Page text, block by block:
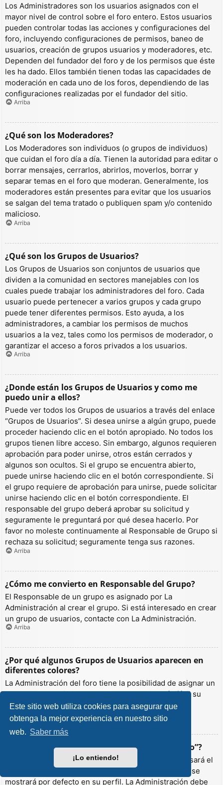
Este sitio web utiliza cookies para asegurar que
obtenga la mejor experiencia en nuestro sitio
web. Saber más
¡Lo entiendo!
Los Administradores son los usuarios asignados con el
mayor nivel de control sobre el foro entero. Estos usuarios
pueden controlar todas las acciones y configuraciones del
foro, incluyendo configuraciones de permisos, baneo de
usuarios, creación de grupos usuarios y moderadores, etc.
Dependen del fundador del foro y de los permisos que éste
les ha dado. Ellos también tienen todas las capacidades de
moderación en cada uno de los foros, dependiendo de las
configuraciones realizadas por el fundador del sitio.
Arriba
¿Qué son los Moderadores?
Los Moderadores son individuos (o grupos de individuos)
que cuidan el foro día a día. Tienen la autoridad para editar o
borrar mensajes, cerrarlos, abrirlos, moverlos, borrar y
separar temas en el foro que moderan. Generalmente, los
moderadores están presentes para evitar que los usuarios
se salgan del tema tratado o publiquen spam y/o contenido
malicioso.
Arriba
¿Qué son los Grupos de Usuarios?
Los Grupos de Usuarios son conjuntos de usuarios que
dividen a la comunidad en sectores manejables con los
cuales puede trabajar los administradores del foro. Cada
usuario puede pertenecer a varios grupos y cada grupo
puede tener diferentes permisos. Esto ayuda, a los
administradores, a cambiar los permisos de muchos
usuarios a la vez, tales como los permisos de moderador, o
garantizar el acceso a foros privados a los usuarios.
Arriba
¿Donde están los Grupos de Usuarios y como me
puedo unir a ellos?
Puede ver todos los Grupos de usuarios a través del enlace
“Grupos de Usuarios”. Si desea unirse a algún grupo, puede
proceder haciendo clic en el botón apropiado. No todos los
grupos tienen libre acceso. Sin embargo, algunos requieren
aprobación para poder unirse, otros están cerrados y
algunos son ocultos. Si el grupo se encuentra abierto,
puede unirse haciendo clic en el botón correspondiente. Si
el grupo requiere de aprobación para unirse, puede solicitar
unirse haciendo clic en el botón correspondiente. El
responsable del grupo deberá aprobar su solicitud y
seguramente le preguntará por qué desea hacerlo. Por
favor no moleste continuamente al Responsable de Grupo si
rechaza su solicitud; seguramente tenga sus razones.
Arriba
¿Cómo me convierto en Responsable del Grupo?
El Responsable de un grupo es asignado por La
Administración al crear el grupo. Si está interesado en crear
un grupo de usuarios, contacte con La Administración.
Arriba
¿Por qué algunos Grupos de Usuarios aparecen en
diferentes colores?
La Administración del foro tiene la posibilidad de asignar un
color a los usuarios de un grupo para hacer más fácil su
identificación.
Arriba
¿Qué es un “Grupo de Usuarios predeterminado”?
Si es miembro de más de un grupo por defecto, se usará el
“predeterminado” para determinar qué color y rango se
mostrará por defecto en su perfil. La Administración debe